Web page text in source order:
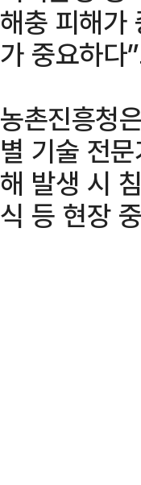
해충 피해가
가 중요하다
농촌진흥청
별 기술 전
해 발생 시
식 등 현장